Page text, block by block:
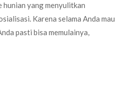
hunian yang menyulitkan
Karena selama Anda mau
pasti bisa memulainya,